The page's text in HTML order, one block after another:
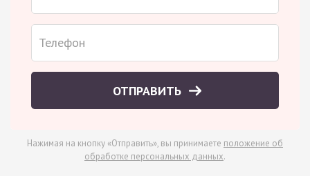
ОТПРАВИТЬ
Нажимая на кнопку «Отправить», вы принимаете положение об
обработке персональных данных.